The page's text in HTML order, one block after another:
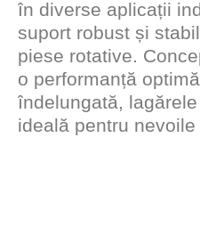
în diverse aplicații
suport robust și
piese rotative.
o performanță
îndelungată,
ideală pentru